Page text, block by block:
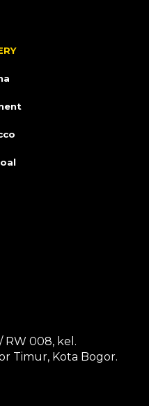
RW 008, kel.
Timur, Kota Bogor.